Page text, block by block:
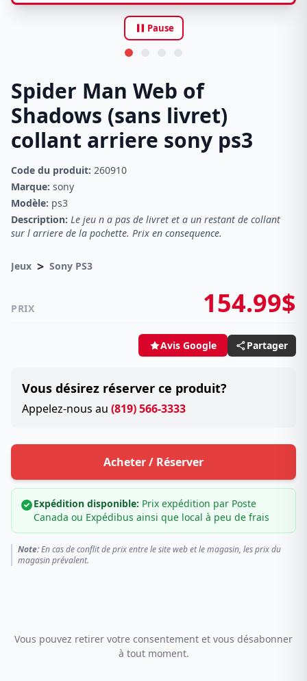
pause Pause
Spider Man Web of
Shadows (sans livret)
collant arriere sony ps3
Code du produit: 260910
Marque: sony
Modèle: ps3
Description: Le jeu n a pas de livret et a un restant de collant
sur l arriere de la pochette. Prix en consequence.
Jeux > Sony PS3
PRIX 154.99$
Avis Google Partager
Vous désirez réserver ce produit?
Appelez-nous au (819) 566-3333
Acheter / Réserver
Expédition disponible: Prix expédition par Poste
Canada ou Expédibus ainsi que local à peu de frais
Note:En cas de conflit de prix entre le site web et le magasin, les prix du
magasin prévalent.
Vous pouvez retirer votre consentement et vous désabonner
à tout moment.